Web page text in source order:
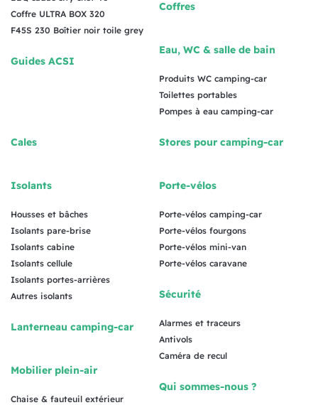
Coffre ULTRA BOX 320
F45S 230 Boîtier noir toile grey
Guides ACSI
Coffres
Eau, WC & salle de bain
Produits WC camping-car
Toilettes portables
Pompes à eau camping-car
Cales
Isolants
Housses et bâches
Isolants pare-brise
Isolants cabine
Isolants cellule
Isolants portes-arrières
Autres isolants
Lanterneau camping-car
Mobilier plein-air
Chaise & fauteuil extérieur
Stores pour camping-car
Porte-vélos
Porte-vélos camping-car
Porte-vélos fourgons
Porte-vélos mini-van
Porte-vélos caravane
Sécurité
Alarmes et traceurs
Antivols
Caméra de recul
Qui sommes-nous ?